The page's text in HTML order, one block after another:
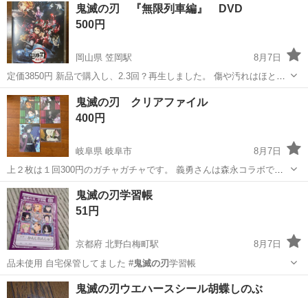
鬼滅の刃 『無限列車編』 DVD
500円
岡山県 笠岡駅
8月7日
定価3850円 新品で購入し、2.3回？再生しました。 傷や汚れはほとん
どありません。 中に封入されていた物もそのままあります。 よろしく
お願いします＾＾ ＊お取引きに関しましては 必ずプロフをご一読いた
だき ご連絡くだ...
岡山 笠岡市 笠岡駅 DVD/ブルーレイ
鬼滅の刃 クリアファイル
400円
岐阜県 岐阜市
8月7日
上２枚は１回300円のガチャガチャです。 義勇さんは森永コラボで、
このクリアファイル欲しさに森永商品をいくつか購入してゲットしま
した。義勇さんは一般販売はしていない物です。
岐阜 岐阜市 その他 鬼滅の刃
鬼滅の刃学習帳
51円
京都府 北野白梅町駅
8月7日
品未使用 自宅保管してました #鬼滅の刃学習帳
京都 京都市 北野白梅町駅 鬼滅の刃
鬼滅の刃ウエハースシール胡蝶しのぶ